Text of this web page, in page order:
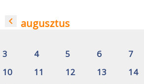
navigate_before augusztus
3
4 5 6 7
10
11 12 13 14